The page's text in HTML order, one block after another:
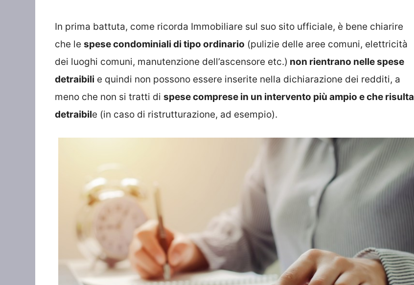
In prima battuta, come ricorda Immobiliare sul suo sito ufficiale, è bene chiarire
che le spese condominiali di tipo ordinario (pulizie delle aree comuni, elettricità
dei luoghi comuni, manutenzione dell’ascensore etc.) non rientrano nelle spese
detraibili e quindi non possono essere inserite nella dichiarazione dei redditi, a
meno che non si tratti di spese comprese in un intervento più ampio e che risulta
detraibile (in caso di ristrutturazione, ad esempio).